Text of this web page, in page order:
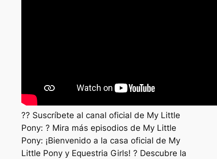
?? Suscríbete al canal oficial de My Little
Pony: ? Mira más episodios de My Little
Pony: ¡Bienvenido a la casa oficial de My
Little Pony y Equestria Girls! ? Descubre la